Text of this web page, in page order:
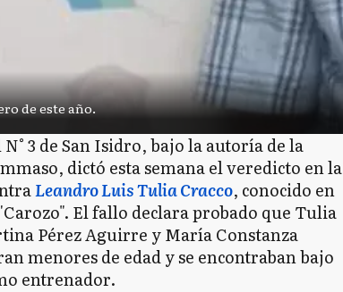
de este año.
3 de San Isidro, bajo la autoría de la
dictó esta semana el veredicto en la
Leandro Luis Tulia Cracco, conocido en
El fallo declara probado que Tulia
Pérez Aguirre y María Constanza
menores de edad y se encontraban bajo
entrenador.